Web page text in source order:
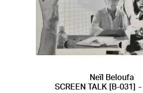
AJOUTER AU PANIER
Neïl Beloufa
SCREEN TALK [B-031]